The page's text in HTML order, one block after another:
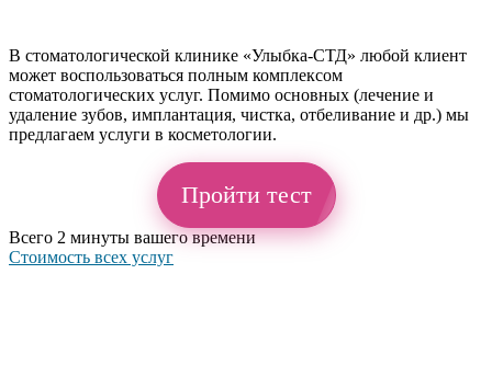
В стоматологической клинике «Улыбка-СТД» любой клиент
может воспользоваться полным комплексом
стоматологических услуг. Помимо основных (лечение и
удаление зубов, имплантация, чистка, отбеливание и др.) мы
предлагаем услуги в косметологии.
Пройти тест
Всего 2 минуты вашего времени
Стоимость всех услуг